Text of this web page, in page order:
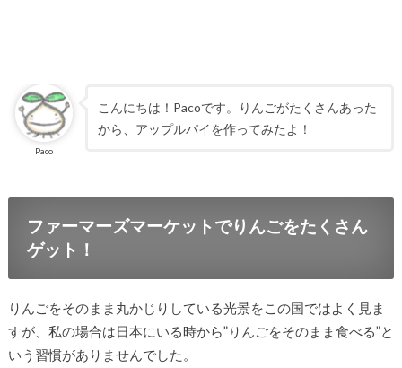
Paco
こんにちは！Pacoです。りんごがたくさんあった
から、アップルパイを作ってみたよ！
ファーマーズマーケットでりんごをたくさん
ゲット！
りんごをそのまま丸かじりしている光景をこの国ではよく見ま
すが、私の場合は日本にいる時から”りんごをそのまま食べる”と
いう習慣がありませんでした。